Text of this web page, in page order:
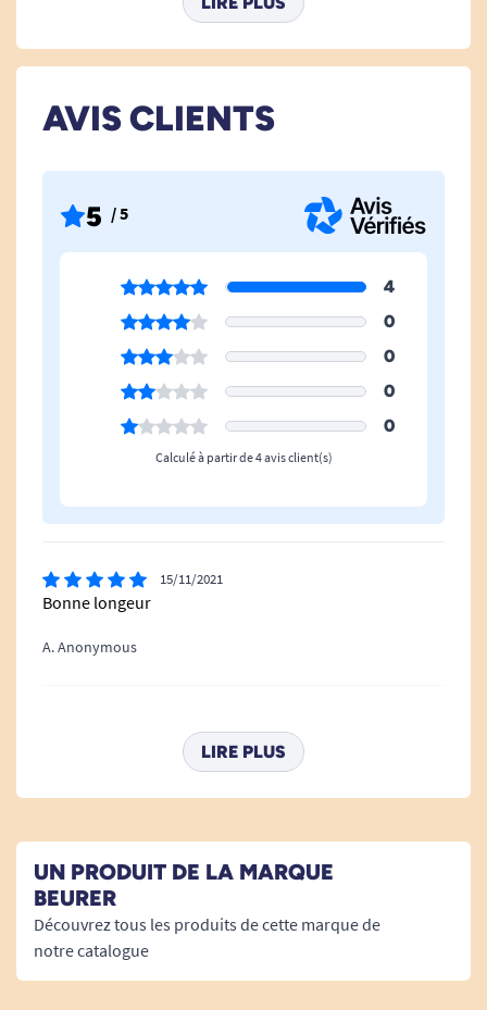
AVIS CLIENTS
5 / 5
4
0
0
0
0
Calculé à partir de 4 avis client(s)
15/11/2021
Bonne longeur
A. Anonymous
Excellent et j'aime beaucoup les produits Beurer.
18/01/2018
Excellent produit qui permet de réaliser de
substantielles économies d'électricité, car il est
possible de chauffer seulement son lit et non toute la
LIRE PLUS
UN PRODUIT DE LA MARQUE
BEURER
Découvrez tous les produits de cette marque de
notre catalogue